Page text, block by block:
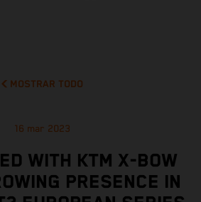
MOSTRAR TODO
16 mar 2023
WITH KTM X-BOW
PRESENCE IN